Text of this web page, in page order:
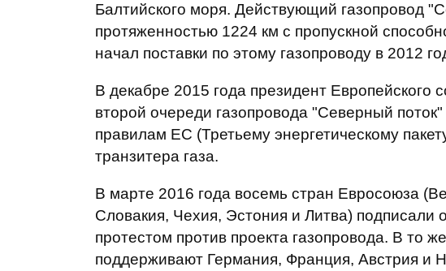
Балтийского моря. Действующий газопровод
протяженностью 1224 км с пропускной
начал поставки по этому газопроводу в 2012
В декабре 2015 года президент Европейского
второй очереди газопровода "Северный поток"
правилам ЕС (Третьему энергетическому
транзитера газа.
В марте 2016 года восемь стран Евросоюза
Словакия, Чехия, Эстония и Литва)
протестом против проекта газопровода. В то
поддерживают Германия, Франция, Австрия и